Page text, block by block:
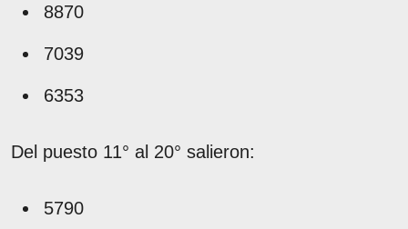
8870
7039
6353
Del puesto 11° al 20° salieron:
5790